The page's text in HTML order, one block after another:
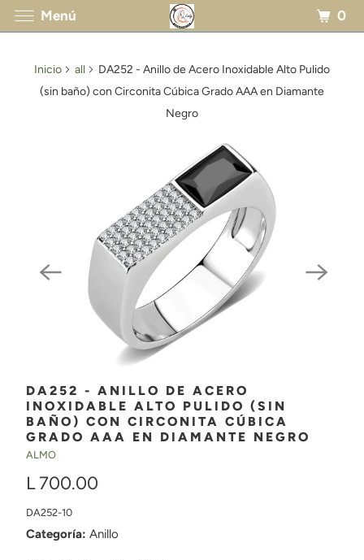
Inicio all
DA252 - Anillo de Acero Inoxidable Alto Pulido
(sin baño) con Circonita Cúbica Grado AAA en Diamante
Negro
DA252 - ANILLO DE ACERO
INOXIDABLE ALTO PULIDO (SIN
BAÑO) CON CIRCONITA CÚBICA
GRADO AAA EN DIAMANTE NEGRO
ALMO
L 700.00
DA252-10
Categoría: Anillo
Menú 0